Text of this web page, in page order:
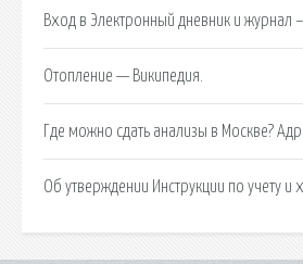
Вход в Электронный дневник и журнал
Отопление — Википедия.
Где можно сдать анализы в Москве?
Об утверждении Инструкции по учету и